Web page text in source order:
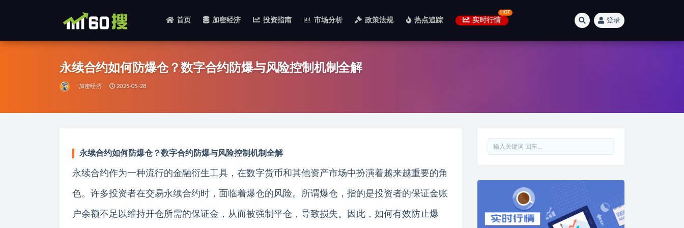
首页 加密经济 投资指南 市场分析 政策法规 热点追踪 实时行情 登录
永续合约如何防爆仓？数字合约防爆与风险控制机制全解
加密经济 2025-05-28
永续合约如何防爆仓？数字合约防爆与风险控制机制全解
永续合约作为一种流行的金融衍生工具，在数字货币和其他资产市场中扮演着越来越重要的角
色。许多投资者在交易永续合约时，面临着爆仓的风险。所谓爆仓，指的是投资者的保证金账
户余额不足以维持开仓所需的保证金，从而被强制平仓，导致损失。因此，如何有效防止爆